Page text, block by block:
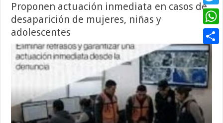
Proponen actuación inmediata en casos de
desaparición de mujeres, niñas y
adolescentes
Twitter